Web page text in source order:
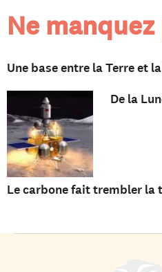
Ne manquez
Une base entre la Terre et
De la
Le carbone fait trembler la